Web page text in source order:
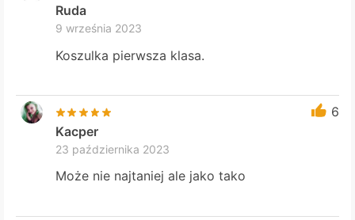
Ruda
9 września 2023
Koszulka pierwsza klasa.
6
Kacper
23 października 2023
Może nie najtaniej ale jako tako